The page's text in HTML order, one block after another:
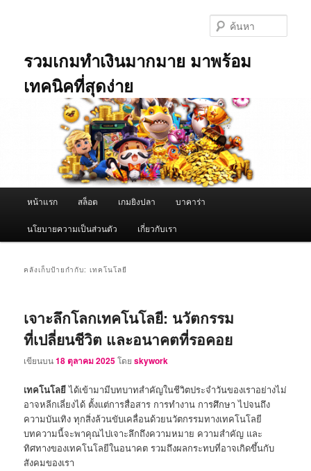
รวมเกมทำเงินมากมาย มาพร้อม
เทคนิคที่สุดง่าย
หน้าแรก สล็อต เกมยิงปลา บาคาร่า
นโยบายความเป็นส่วนตัว เกี่ยวกับเรา
คลังเก็บป้ายกำกับ:เทคโนโลยี
เจาะลึกโลกเทคโนโลยี: นวัตกรรม
ที่เปลี่ยนชีวิต และอนาคตที่รอคอย
เขียนบน18 ตุลาคม 2025โดยskywork
เทคโนโลยีได้เข้ามามีบทบาทสำคัญในชีวิตประจำวันของเราอย่างไม่
อาจหลีกเลี่ยงได้ ตั้งแต่การสื่อสาร การทำงาน การศึกษา ไปจนถึง
ความบันเทิง ทุกสิ่งล้วนขับเคลื่อนด้วยนวัตกรรมทางเทคโนโลยี
บทความนี้จะพาคุณไปเจาะลึกถึงความหมาย ความสำคัญ และ
ทิศทางของเทคโนโลยีในอนาคต รวมถึงผลกระทบที่อาจเกิดขึ้นกับ
สังคมของเรา